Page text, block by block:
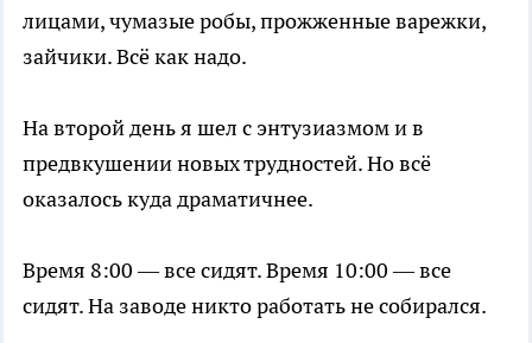
лицами, чумазые робы, прожженные варежки,
зайчики. Всё как надо.
На второй день я шел с энтузиазмом и в
предвкушении новых трудностей. Но всё
оказалось куда драматичнее.
Время 8:00 — все сидят. Время 10:00 — все
сидят. На заводе никто работать не собирался.